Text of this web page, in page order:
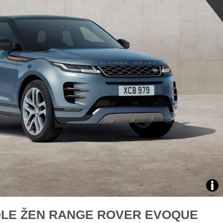
Zdroj:
ŽEN RANGE ROVER EVOQUE
Zabavte děti na cestách
překvapivé rady pro bezpečnou jízdu
V roli jezdkyně